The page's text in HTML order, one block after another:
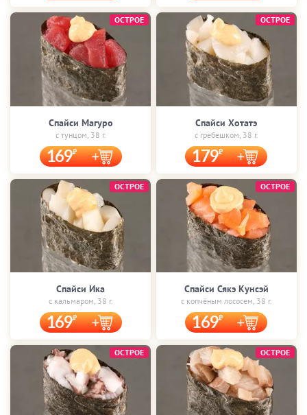
Спайси Магуро
с тунцом, 38 г.
169
ОСТРОЕ
Спайси Хотатэ
с гребешком, 38 г.
179
ОСТРОЕ
Спайси Ика
с кальмаром, 38 г.
169
ОСТРОЕ
Спайси Сякэ Кунсэй
с копчёным лососем, 38 г.
169
ОСТРОЕ
ОСТРОЕ ОСТРОЕ